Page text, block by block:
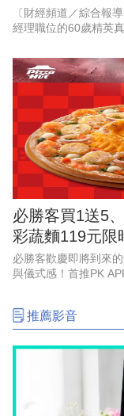
〔財經頻道／綜合報
經理職位的60歲精英
由人生。
必勝客買1送5
彩蔬麵119元限
必勝客歡慶即將到來
與儀式感！首推PK
推薦影音